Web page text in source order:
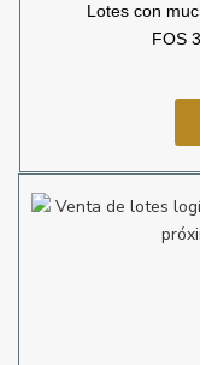
Lotes con
FOS